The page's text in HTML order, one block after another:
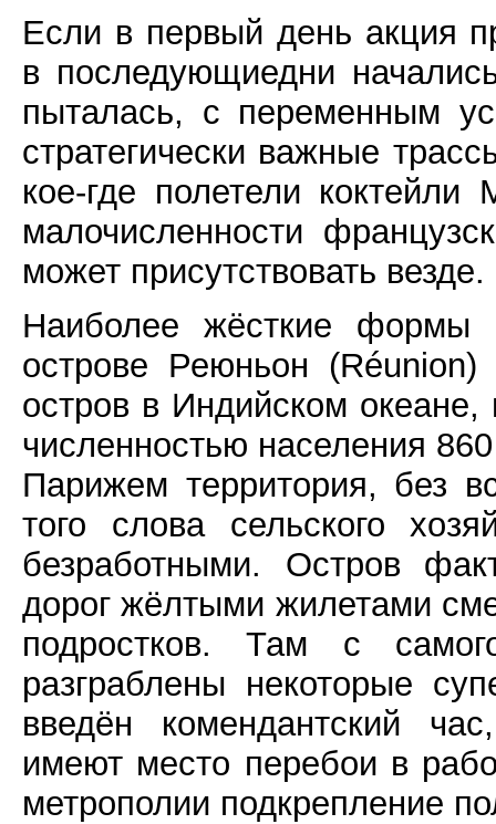
Если в первый день акция
в последующиедни
пыталась, с переменным
стратегически важные
кое-где полетели
малочисленности
может присутствовать везде.
Наиболее жёсткие формы
острове Реюньон
остров в Индийском
численностью населения
Парижем территория, без
того слова сельского
безработными. Остров
дорог жёлтыми жилетами
подростков. Там с
разграблены некоторые
введён комендантский
имеют место перебои в
метрополии подкрепление